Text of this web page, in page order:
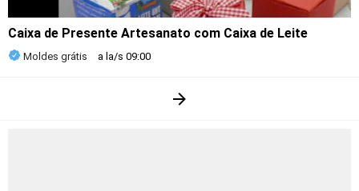
Caixa de Presente Artesanato com Caixa de Leite
Moldes grátis a la/s 09:00